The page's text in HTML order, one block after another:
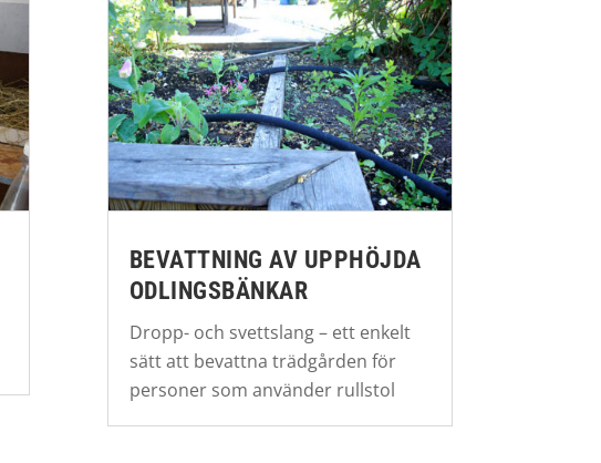
BEVATTNING AV UPPHÖJDA
ODLINGSBÄNKAR
Dropp- och svettslang – ett enkelt
sätt att bevattna trädgården för
personer som använder rullstol